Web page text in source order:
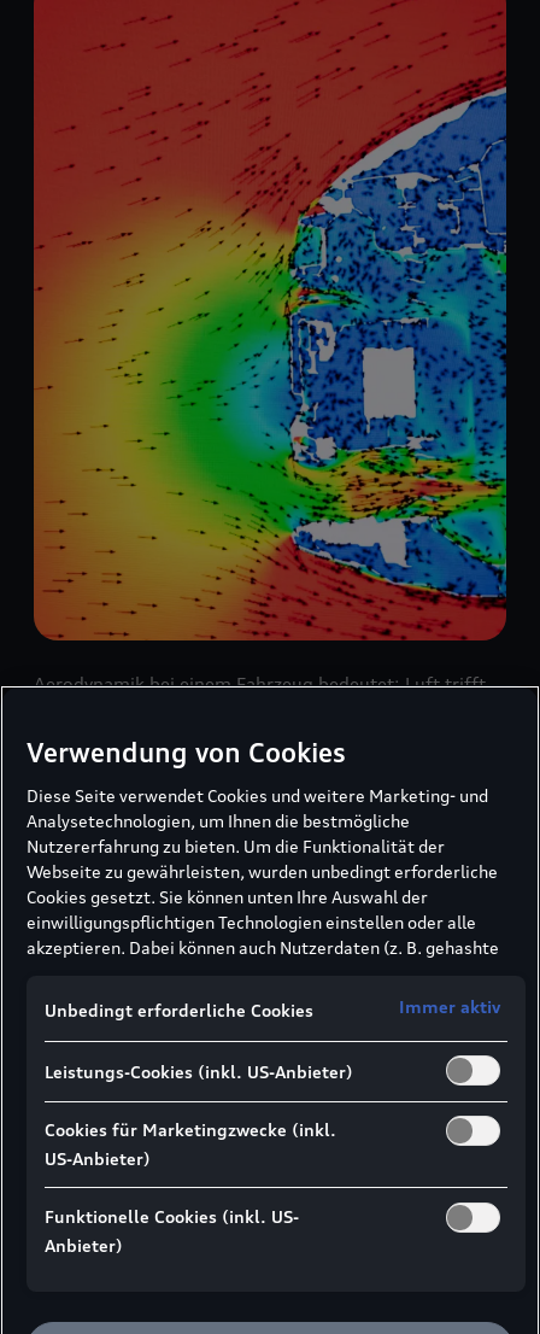
Aerodynamik bei einem Fahrzeug bedeutet: Luft trifft
Die Kunst ist, diese Luft bestmöglich an das Fahrzeug
anzuformen und darum herum oder hindurch zu lenken
(rot = schnell, blau = langsam).
Verwendung von Cookies
Diese Seite verwendet Cookies und weitere Marketing- und
Analysetechnologien, um Ihnen die bestmögliche
Nutzererfahrung zu bieten. Um die Funktionalität der
Webseite zu gewährleisten, wurden unbedingt erforderliche
Cookies gesetzt. Sie können unten Ihre Auswahl der
einwilligungspflichtigen Technologien einstellen oder alle
akzeptieren. Dabei können auch Nutzerdaten (z. B. gehashte
Formularabsendung) an unsere Partner (z. B. Google)
übermittelt werden, um die Nutzung der Website zu
analysieren, den Erfolg von Werbekampagnen zu messen und
Werbung an Ihre Interessen anzupassen.
Hinweis gemäß Art. 49 Abs. 1 lit. a DSGVO zur
Datenübermittlung:Für Marketing- und
Leistungstechnologien setzen wir u. a. Dienste von Google (z.
kann nicht ausgeschlossen werden, dass Google Ireland
personenbezogene Daten an Google LLC in den USA
weitergibt. In den USA besteht kein der EU gleichwertiges
Rechtsdurchsetzung, möglicher Behördenzugriff).Wenn Sie
Unbedingt erforderliche Cookies Immer aktiv
Leistungs-Cookies (inkl. US-Anbieter)
Cookies für Marketingzwecke (inkl.
US-Anbieter)
Funktionelle Cookies (inkl. US-
Anbieter)